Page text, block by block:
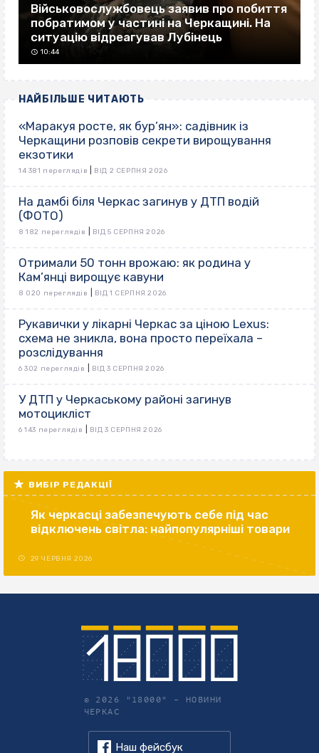
Військовослужбовець заявив про побиття
побратимом у частині на Черкащині. На
ситуацію відреагував Лубінець
10:44
НАЙБІЛЬШЕ ЧИТАЮТЬ
«Маракуя росте, як бур’ян»: садівник із
Черкащини розповів секрети вирощування
екзотики
14 381 переглядів ВІД 2 СЕРПНЯ 2026
На дамбі біля Черкас загинув у ДТП водій
(ФОТО)
8 182 переглядів ВІД 5 СЕРПНЯ 2026
Отримали 50 тонн врожаю: як родина у
Кам’янці вирощує кавуни
8 020 переглядів ВІД 1 СЕРПНЯ 2026
Рукавички у лікарні Черкас за ціною Lexus:
схема не зникла, вона просто переїхала –
розслідування
6 302 переглядів ВІД 3 СЕРПНЯ 2026
У ДТП у Черкаському районі загинув
мотоцикліст
6 143 переглядів ВІД 3 СЕРПНЯ 2026
ВИБІР РЕДАКЦІЇ
Як черкасці забезпечують себе під час
відключень світла: найпопулярніші товари
29 ЧЕРВНЯ 2026
© 2026 "18000" – НОВИНИ
ЧЕРКАС
Наш фейсбук